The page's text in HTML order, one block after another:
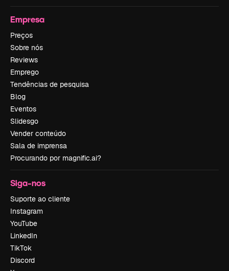
Empresa
Preços
Sobre nós
Reviews
Emprego
Tendências de pesquisa
Blog
Eventos
Slidesgo
Vender conteúdo
Sala de imprensa
Procurando por magnific.ai?
Siga-nos
Suporte ao cliente
Instagram
YouTube
LinkedIn
TikTok
Discord